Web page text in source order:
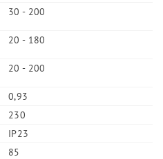
30 - 200
20 - 180
20 - 200
0,93
230
IP23
85